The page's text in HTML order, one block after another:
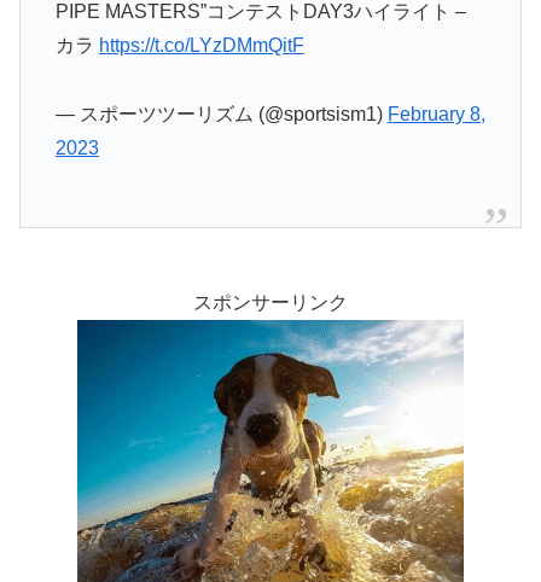
PIPE MASTERS”コンテストDAY3ハイライト –
カラ https://t.co/LYzDMmQitF
— スポーツツーリズム (@sportsism1) February 8,
2023
スポンサーリンク